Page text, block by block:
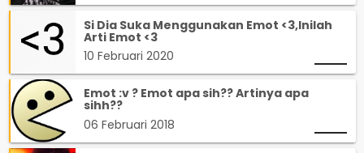
Si Dia Suka Menggunakan Emot <3,Inilah
Arti Emot <3
10 Februari 2020
Emot :v ? Emot apa sih?? Artinya apa
sihh??
06 Februari 2018